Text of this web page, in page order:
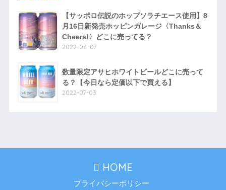
【サッポロ伝説のホップソラチエース使用】8
月16日新発売ホッピンガレージ〈Thanks＆
Cheers!〉どこに売ってる？
2022-08-07
数量限定アサヒホワイトビールどこに売って
る？【今日なら定価以下で買える】
2022-07-03
HOME
プライバシーポリシー